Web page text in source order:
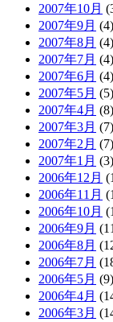
2007年10月
2007年9月 (4)
2007年8月 (4)
2007年7月 (4)
2007年6月 (4)
2007年5月 (5)
2007年4月 (8)
2007年3月 (7)
2007年2月 (7)
2007年1月 (3)
2006年12月
2006年11月
2006年10月
2006年9月
2006年8月
2006年7月
2006年5月 (9)
2006年4月
2006年3月